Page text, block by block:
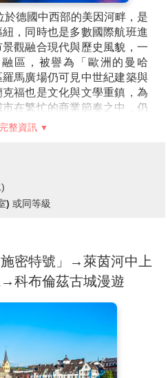
於德國中西部的美因河畔，是
，同時也是多數國際航班進
觀融合現代與歷史風貌，一
區，被譽為「歐洲的曼哈
馬廣場仍可見中世紀建築與
福也是文化與文學重鎮，為
在繁忙的商業節奏之中，仍
氣質。
蘭克福現代化市容中，仍然
廣場。羅馬廣場的羅馬廳，
字形屋頂，別具特色。廣場
正義女神噴泉，女神手持象
】融合濃厚的法德文化特色，
織的景致聞名，舊城區被列
拉斯堡眾多教堂以精緻的哥
漫步於小法國區，木造屋與
般的優雅氛圍，同時這裡也
歷史底蘊之中兼具現代國際
河輪——「施密特號」，展開
整資訊
) 或同等級
密特號」→萊茵河中上
科布倫茲古城漫遊